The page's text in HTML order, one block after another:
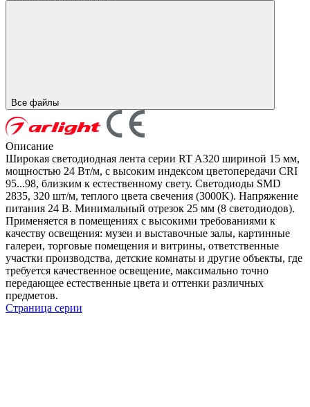
Все файлы
Описание
Широкая светодиодная лента серии RT A320 шириной 15 мм,
мощностью 24 Вт/м, с высоким индексом цветопередачи CRI
95...98, близким к естественному свету. Светодиоды SMD
2835, 320 шт/м, теплого цвета свечения (3000K). Напряжение
питания 24 В. Минимальный отрезок 25 мм (8 светодиодов).
Применяется в помещениях с высокими требованиями к
качеству освещения: музеи и выставочные залы, картинные
галереи, торговые помещения и витрины, ответственные
участки производства, детские комнаты и другие объекты, где
требуется качественное освещение, максимально точно
передающее естественные цвета и оттенки различных
предметов.
Страница серии